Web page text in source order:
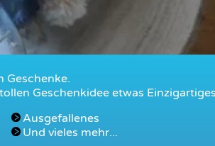
Geschenke.
Geschenkidee etwas
Ausgefallenes
Und vieles mehr...